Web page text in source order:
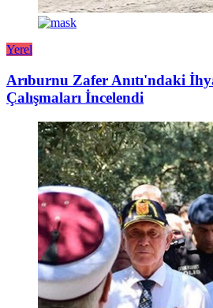
Yerel
Arıburnu Zafer Anıtı'ndaki
Çalışmaları İncelendi